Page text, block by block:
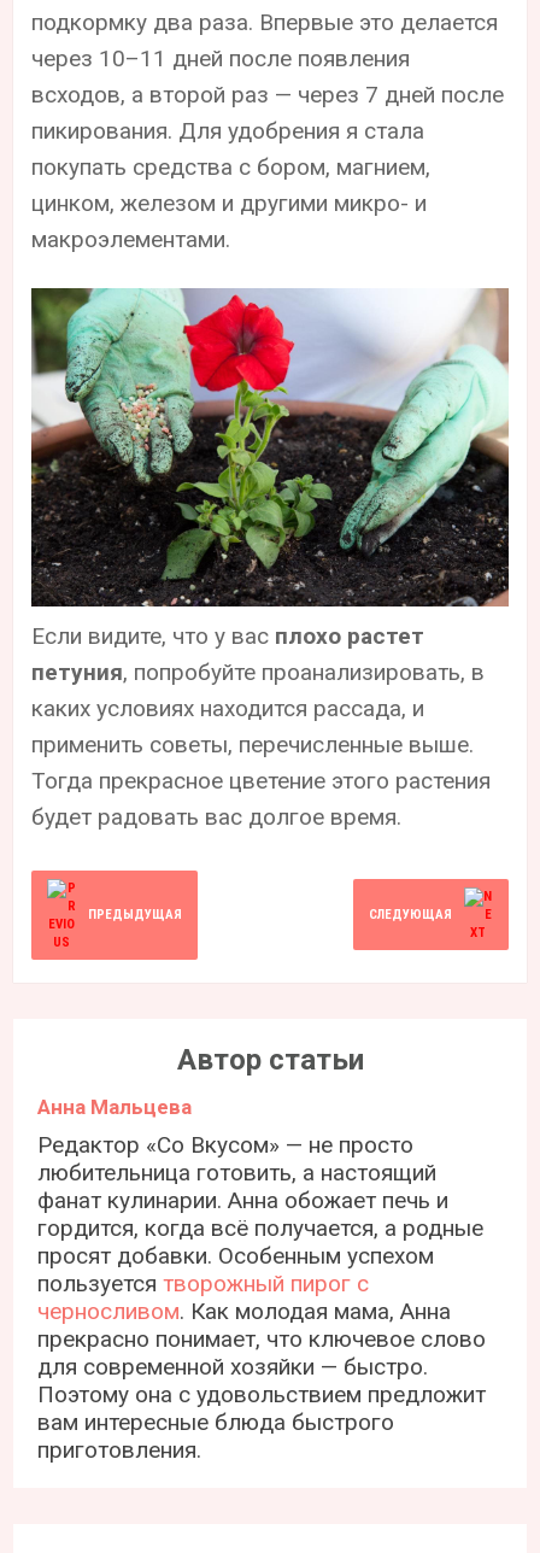
подкормку два раза. Впервые это делается
через 10–11 дней после появления
всходов, а второй раз — через 7 дней после
пикирования. Для удобрения я стала
покупать средства с бором, магнием,
цинком, железом и другими микро- и
макроэлементами.
Если видите, что у вас плохо растет
петуния, попробуйте проанализировать, в
каких условиях находится рассада, и
применить советы, перечисленные выше.
Тогда прекрасное цветение этого растения
будет радовать вас долгое время.
ПРЕДЫДУЩАЯ СЛЕДУЮЩАЯ
Автор статьи
Анна Мальцева
Редактор «Со Вкусом» — не просто
любительница готовить, а настоящий
фанат кулинарии. Анна обожает печь и
гордится, когда всё получается, а родные
просят добавки. Особенным успехом
пользуетсятворожный пирог с
черносливом. Как молодая мама, Анна
прекрасно понимает, что ключевое слово
для современной хозяйки — быстро.
Поэтому она с удовольствием предложит
вам интересные блюда быстрого
приготовления.